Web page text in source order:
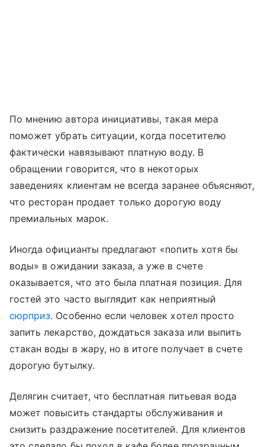
По мнению автора инициативы, такая мера
поможет убрать ситуации, когда посетителю
фактически навязывают платную воду. В
обращении говорится, что в некоторых
заведениях клиентам не всегда заранее объясняют,
что ресторан продает только дорогую воду
премиальных марок.
Иногда официанты предлагают «попить хотя бы
воды» в ожидании заказа, а уже в счете
оказывается, что это была платная позиция. Для
гостей это часто выглядит как неприятный
сюрприз. Особенно если человек хотел просто
запить лекарство, дождаться заказа или выпить
стакан воды в жару, но в итоге получает в счете
дорогую бутылку.
Делягин считает, что бесплатная питьевая вода
может повысить стандарты обслуживания и
снизить раздражение посетителей. Для клиентов